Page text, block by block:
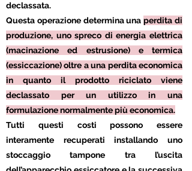
declassata.
Questa operazione determina unaperdita di
produzione, uno spreco di energia elettrica
(macinazione ed estrusione) e termica
(essiccazione) oltre a una perdita economica
in quanto il prodotto riciclato viene
declassato per un utilizzo in una
formulazione normalmente più economica.
Tutti questi costi possono essere
interamente recuperati installando uno
stoccaggio tampone tra l’uscita